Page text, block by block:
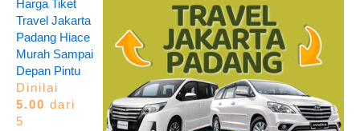
Harga Tiket
Travel Jakarta
Padang Hiace
Murah Sampai
Depan Pintu
Dinilai
5.00 dari
5